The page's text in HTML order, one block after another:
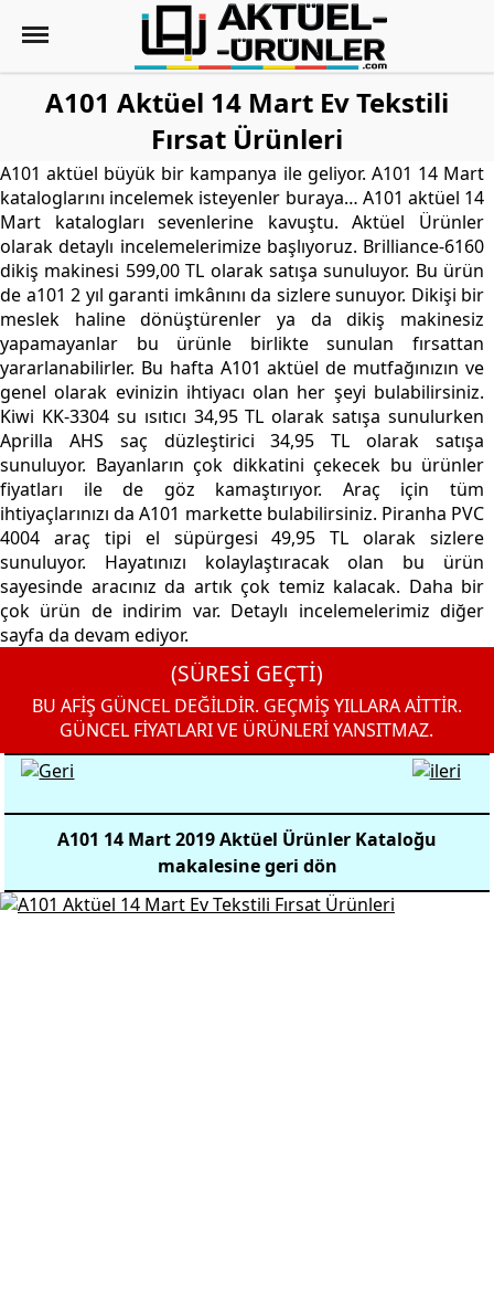
A101 Aktüel 14 Mart Ev Tekstili
Fırsat Ürünleri
A101 aktüel büyük bir kampanya ile geliyor. A101 14 Mart
kataloglarını incelemek isteyenler buraya… A101 aktüel 14
Mart katalogları sevenlerine kavuştu. Aktüel Ürünler
olarak detaylı incelemelerimize başlıyoruz. Brilliance-6160
dikiş makinesi 599,00 TL olarak satışa sunuluyor. Bu ürün
de a101 2 yıl garanti imkânını da sizlere sunuyor. Dikişi bir
meslek haline dönüştürenler ya da dikiş makinesiz
yapamayanlar bu ürünle birlikte sunulan fırsattan
yararlanabilirler. Bu hafta A101 aktüel de mutfağınızın ve
genel olarak evinizin ihtiyacı olan her şeyi bulabilirsiniz.
Kiwi KK-3304 su ısıtıcı 34,95 TL olarak satışa sunulurken
Aprilla AHS saç düzleştirici 34,95 TL olarak satışa
sunuluyor. Bayanların çok dikkatini çekecek bu ürünler
fiyatları ile de göz kamaştırıyor. Araç için tüm
ihtiyaçlarınızı da A101 markette bulabilirsiniz. Piranha PVC
4004 araç tipi el süpürgesi 49,95 TL olarak sizlere
sunuluyor. Hayatınızı kolaylaştıracak olan bu ürün
sayesinde aracınız da artık çok temiz kalacak. Daha bir
çok ürün de indirim var. Detaylı incelemelerimiz diğer
sayfa da devam ediyor.
(SÜRESİ GEÇTİ)
BU AFİŞ GÜNCEL DEĞİLDİR. GEÇMİŞ YILLARA AİTTİR.
GÜNCEL FİYATLARI VE ÜRÜNLERİ YANSITMAZ.
A101 14 Mart 2019 Aktüel Ürünler Kataloğu
makalesine geri dön